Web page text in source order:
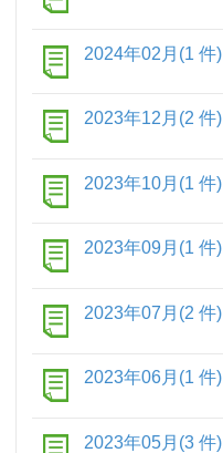
2024年02月(1 件)
2023年12月(2 件)
2023年10月(1 件)
2023年09月(1 件)
2023年07月(2 件)
2023年06月(1 件)
2023年05月(3 件)